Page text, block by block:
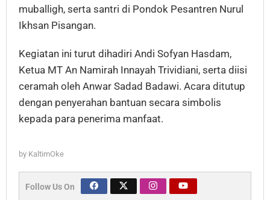
muballigh, serta santri di Pondok Pesantren Nurul
Ikhsan Pisangan.
Kegiatan ini turut dihadiri Andi Sofyan Hasdam,
Ketua MT An Namirah Innayah Trividiani, serta diisi
ceramah oleh Anwar Sadad Badawi. Acara ditutup
dengan penyerahan bantuan secara simbolis
kepada para penerima manfaat.
by KaltimOke
Follow Us On